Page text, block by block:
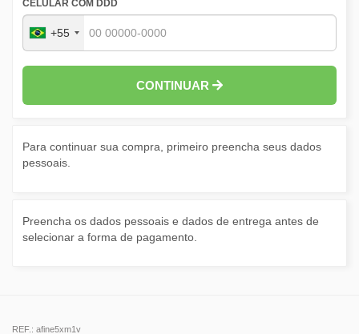
CELULAR COM DDD
+55
CONTINUAR
Para continuar sua compra, primeiro preencha seus dados
pessoais.
Preencha os dados pessoais e dados de entrega antes de
selecionar a forma de pagamento.
REF.: afine5xm1v